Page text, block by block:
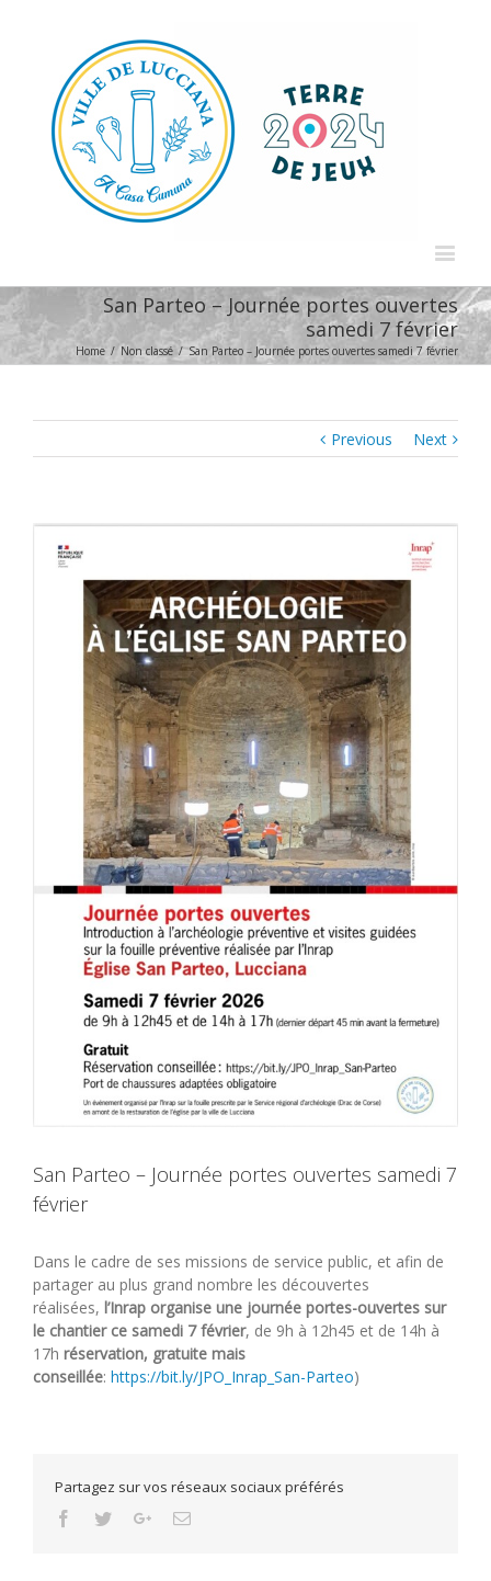
San Parteo – Journée portes ouvertes
samedi 7 février
Home / Non classé / San Parteo – Journée portes ouvertes samedi 7 février
Previous Next
View
Larger
San Parteo – Journée portes ouvertes samedi 7
février
Dans le cadre de ses missions de service public, et afin de
partager au plus grand nombre les découvertes
réalisées, l’Inrap organise une journée portes-ouvertes sur
le chantier ce samedi 7 février, de 9h à 12h45 et de 14h à
17h réservation, gratuite mais
conseillée: https://bit.ly/JPO_Inrap_San-Parteo)
Partagez sur vos réseaux sociaux préférés
Facebook
TwitterGoogle+Email